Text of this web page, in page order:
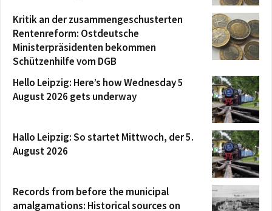
Kritik an der zusammengeschusterten
Rentenreform: Ostdeutsche
Ministerpräsidenten bekommen
Schützenhilfe vom DGB
Hello Leipzig: Here’s how Wednesday 5
August 2026 gets underway
Hallo Leipzig: So startet Mittwoch, der 5.
August 2026
Records from before the municipal
amalgamations: Historical sources on